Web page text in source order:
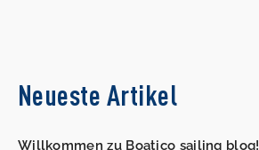
Neueste Artikel
Willkommen zu Boatico sailing blog!